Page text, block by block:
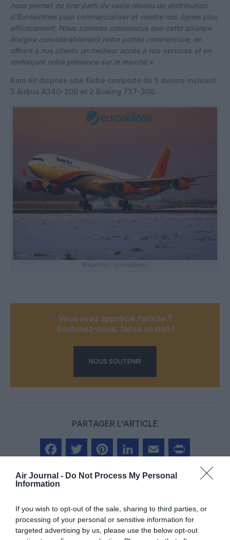
Air Journal - Do Not Process My Personal
Information
If you wish to opt-out of the sale, sharing to third parties, or
processing of your personal or sensitive information for
targeted advertising by us, please use the below opt-out
nous permet de tirer parti du vaste réseau de distribution
d’Euroairlines pour commercialiser et vendre nos lignes plus
efficacement. Nous sommes convaincus que cette alliance
élargira considérablement notre portée commerciale, en
offrant à nos clients un meilleur accès à nos services et en
renforçant notre présence sur le marché ».
Kam Air dispose une flotte comporte de 5 avions incluant
3 Airbus A340-300 et 2 Boeing 737-300.
©Kam Air / Euroairlines
Vous avez apprécié l’article ?
Soutenez-nous, faites un don !
NOUS SOUTENIR
PARTAGER L'ARTICLE
FacebookTwitterPinterestLinkedInEmail Print
Aucun commentaire !